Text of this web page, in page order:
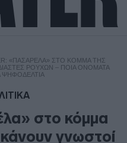
«ΠΑΣΑΡΈΛΑ» ΣΤΟ ΚΌΜΜΑ ΤΗΣ
ΡΟΎΧΩΝ – ΠΟΙΑ ΟΝΌΜΑΤΑ
ΨΗΦΟΔΈΛΤΙΑ
στο κόμμα
γνωστοί